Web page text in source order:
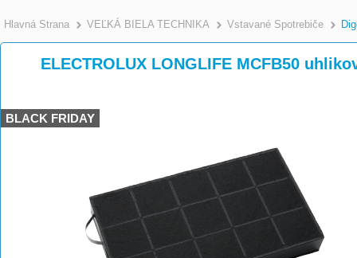
Hlavná Strana >
VEĽKÁ BIELA TECHNIKA >
Vstavané Spotrebiče
ELECTROLUX LONGLIFE MCFB50
BLACK FRIDAY